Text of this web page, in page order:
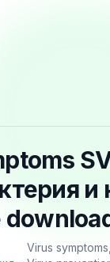
и
Virus